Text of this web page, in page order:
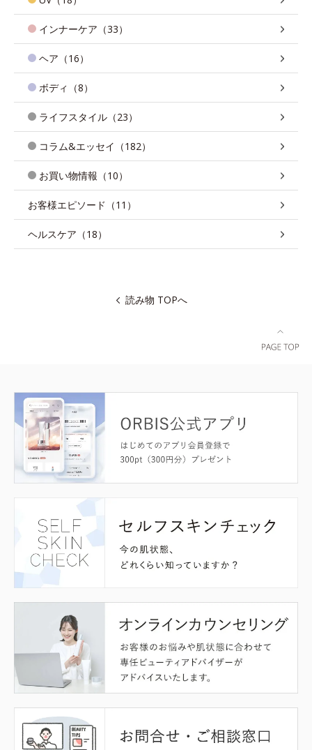
インナーケア（33）
ヘア（16）
ボディ（8）
ライフスタイル（23）
コラム&エッセイ（182）
お買い物情報（10）
お客様エピソード（11）
ヘルスケア（18）
読み物 TOPへ